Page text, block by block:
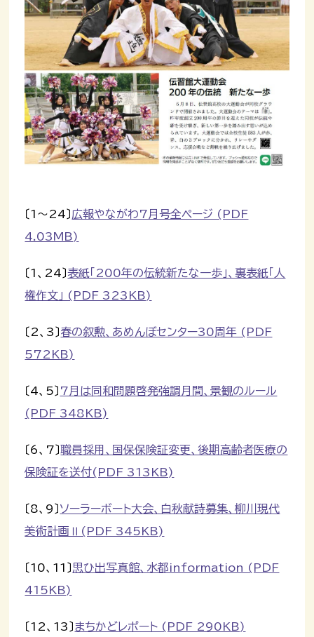
〔1～24〕 広報やながわ7月号全ページ (PDF
4.03MB)
〔1、24〕表紙「200年の伝統新たな一歩」、裏表紙「人
権作文」 (PDF 323KB)
〔2、3〕 春の叙勲、あめんぼセンター30周年 (PDF
572KB)
〔4、5〕 7月は同和問題啓発強調月間、景観のルール
(PDF 348KB)
〔6、7〕職員採用、国保保険証変更、後期高齢者医療の
保険証を送付(PDF 313KB)
〔8、9〕 ソーラーボート大会、白秋献詩募集、柳川現代
美術計画Ⅱ(PDF 345KB)
〔10、11〕 思ひ出写真館、水都information (PDF
415KB)
〔12、13〕 まちかどレポート (PDF 290KB)